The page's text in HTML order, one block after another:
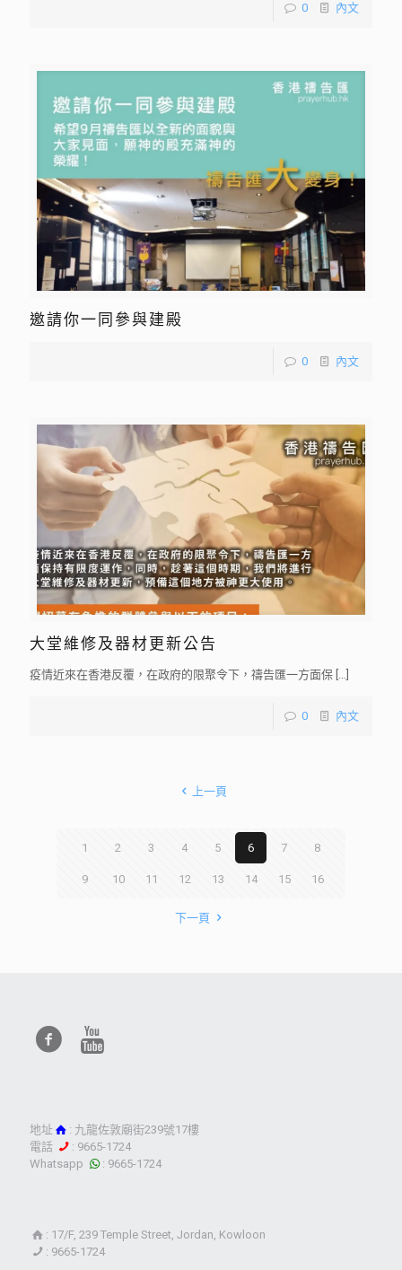
0 內文
邀請你一同參與建殿
0 內文
大堂維修及器材更新公告
疫情近來在香港反覆，在政府的限聚令下，禱告匯一方面保 […]
0 內文
上一頁
1 2 3 4 5 6 7 8
9 10 11 12 13 14 15 16
下一頁
地址
: 九龍佐敦廟街239號17樓
電話
: 9665-1724
Whatsapp
: 9665-1724
: 17/F, 239 Temple Street, Jordan, Kowloon
: 9665-1724